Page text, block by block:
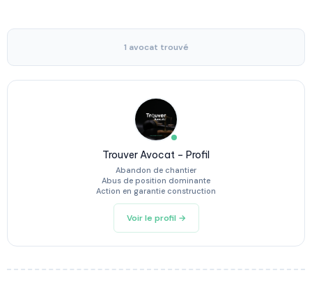
1 avocat trouvé
Trouver Avocat – Profil
Abandon de chantier
Abus de position dominante
Action en garantie construction
Voir le profil →